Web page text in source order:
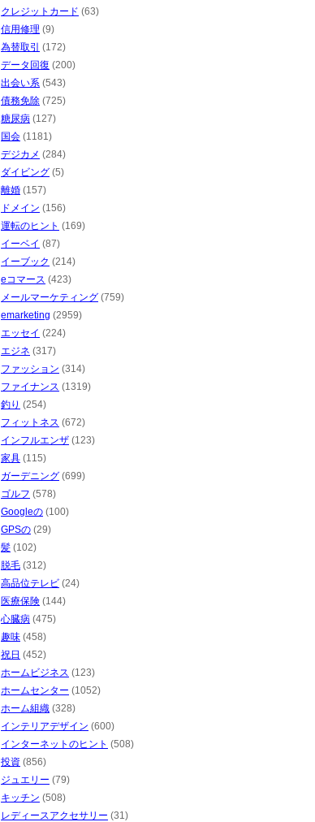
クレジットカード (63)
信用修理 (9)
為替取引
(172)
データ回復 (200)
出会い系 (543)
債務免除 (725)
糖尿病 (127)
国会 (1181)
デジカメ (284)
ダイビング (5)
離婚 (157)
ドメイン (156)
運転のヒント (169)
イーベイ (87)
イーブック (214)
eコマース (423)
メールマーケティング (759)
emarketing (2959)
エッセイ (224)
エジネ (317)
ファッション (314)
ファイナンス (1319)
釣り (254)
フィットネス (672)
インフルエンザ (123)
家具 (115)
ガーデニング (699)
ゴルフ (578)
Googleの (100)
GPSの (29)
髪 (102)
脱毛 (312)
高品位テレビ (24)
医療保険 (144)
心臓病 (475)
趣味 (458)
祝日 (452)
ホームビジネス (123)
ホームセンター (1052)
ホーム組織 (328)
インテリアデザイン (600)
インターネットのヒント (508)
投資 (856)
ジュエリー (79)
キッチン (508)
レディースアクセサリー (31)